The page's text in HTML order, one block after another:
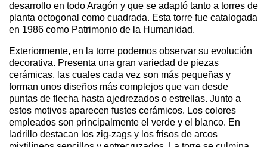
desarrollo en todo Aragón y que se adaptó tanto a torres de
planta octogonal como cuadrada. Esta torre fue catalogada
en 1986 como Patrimonio de la Humanidad.
Exteriormente, en la torre podemos observar su evolución
decorativa. Presenta una gran variedad de piezas
cerámicas, las cuales cada vez son más pequeñas y
forman unos diseños más complejos que van desde
puntas de flecha hasta ajedrezados o estrellas. Junto a
estos motivos aparecen fustes cerámicos. Los colores
empleados son principalmente el verde y el blanco. En
ladrillo destacan los zig-zags y los frisos de arcos